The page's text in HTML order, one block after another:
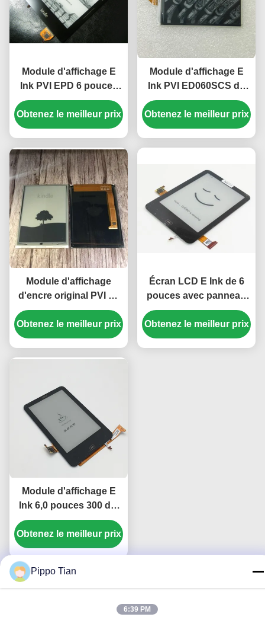
Module d'affichage E
Ink PVI EPD 6 pouces
avec écran tactile et
cadre ED060TC1
Obtenez le meilleur prix
Module d'affichage E
Ink PVI ED060SCS de
6,0 pouces avec
résolution SVGA de 600
× 800
Obtenez le meilleur prix
Module d'affichage
d'encre original PVI de
6,0 pouces avec
résolution SVGA 600 ×
800 pour Kindle 4/5
Obtenez le meilleur prix
Écran LCD E Ink de 6
pouces avec panneau
tactile PCAP et
rétroéclairage pour
Kindle Paperwhite
Obtenez le meilleur prix
Module d'affichage E
Ink 6,0 pouces 300 dpi
avec panneau tactile
PCAP pour liseuse
Tolino HD
Obtenez le meilleur prix
Pippo Tian
6:39 PM